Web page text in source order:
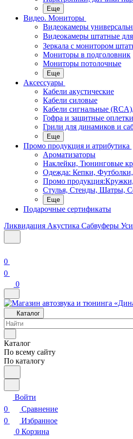
Еще
Видео. Мониторы
Видеокамеры
Видеокамеры штатные
Зеркала с монитором
Мониторы в подголовник
Мониторы потолочные
Еще
Аксессуары
Кабели акустические
Кабели силовые
Кабели сигнальные
Гофра и защитные
Грили для динамиков и
Еще
Промо продукция и атрибутика
Ароматизаторы
Наклейки, Тюнинговые
Одежда: Кепки,
Промо
Стулья, Стенды, Шатры,
Еще
Подарочные сертификаты
Ликвидация Акустика Сабвуферы
0
0
0
Каталог
Каталог
По всему сайту
По каталогу
Войти
0
Сравнение
0
Избранное
0 Корзина